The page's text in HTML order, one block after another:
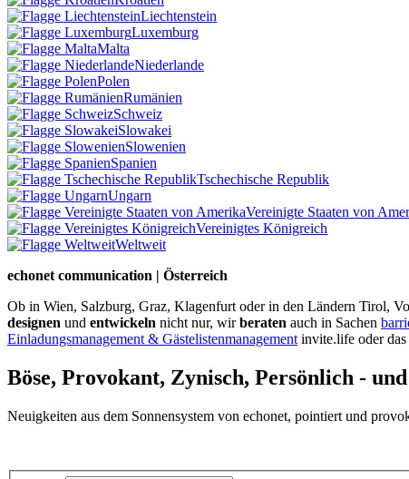
Liechtenstein
Luxemburg
Malta
Niederlande
Polen
Rumänien
Schweiz
Slowakei
Slowenien
Spanien
Tschechische Republik
Ungarn
Vereinigte Staaten von
Vereinigtes Königreich
Weltweit
echonet communication | Österreich
Ob in Wien, Salzburg, Graz, Klagenfurt oder in den Ländern Tirol,
designen und entwickeln nicht nur, wirberaten auch in Sachen
Einladungsmanagement & Gästelistenmanagement invite.life oder das
Böse, Provokant, Zynisch, Persönlich -
Neuigkeiten aus dem Sonnensystem von echonet, pointiert und